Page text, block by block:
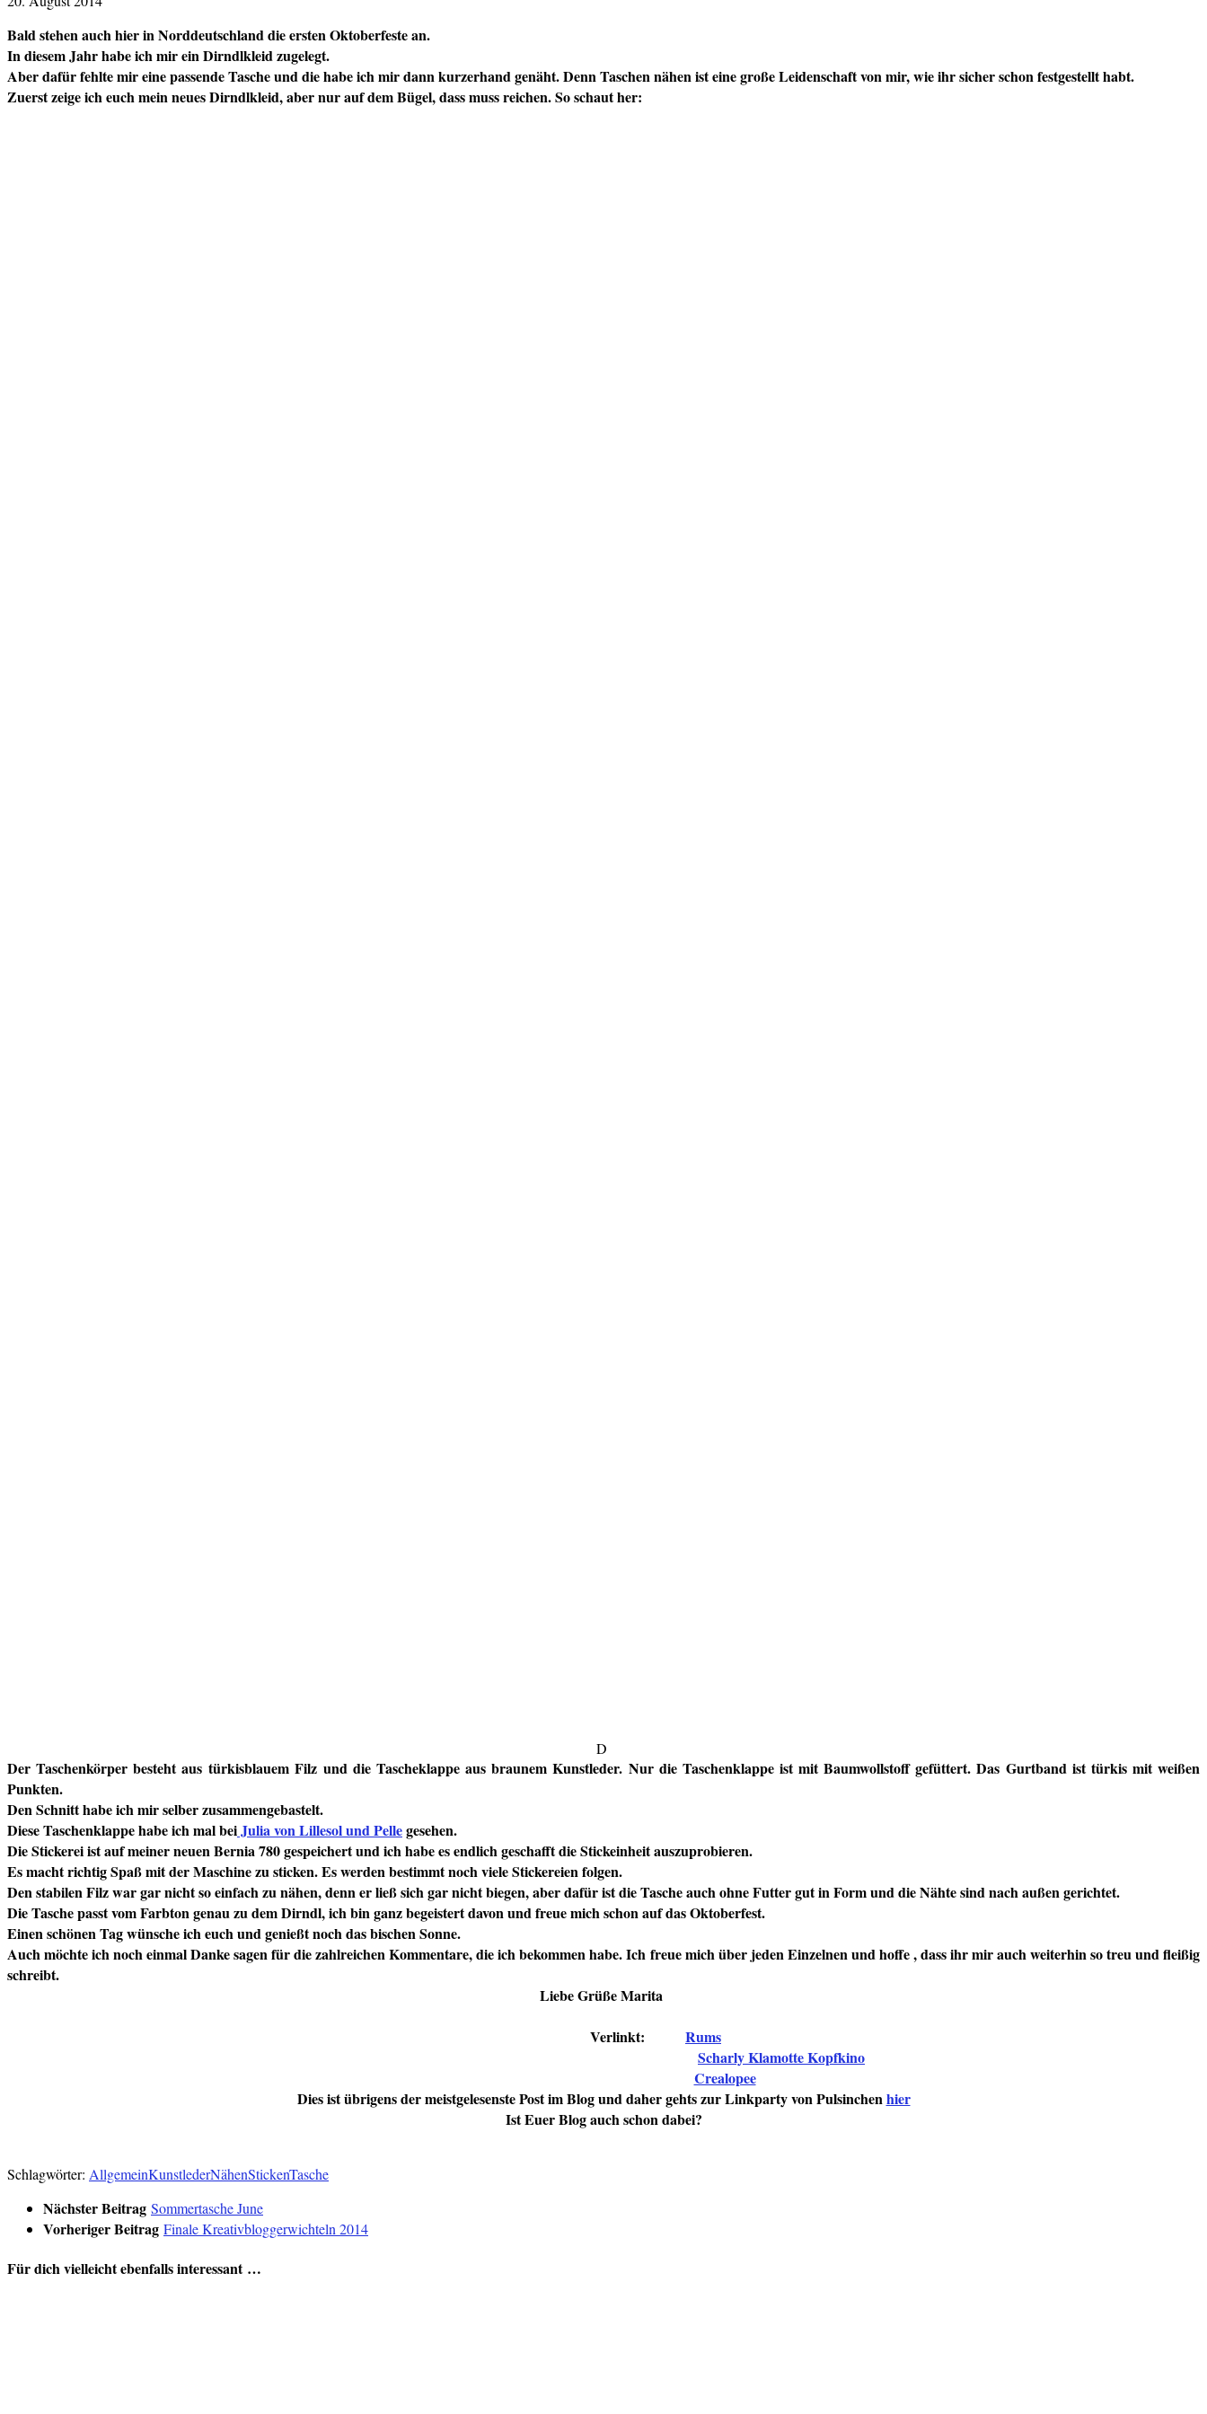
Bald stehen auch hier in Norddeutschland die ersten Oktoberfeste an.
In diesem Jahr habe ich mir ein Dirndlkleid zugelegt.
Aber dafür fehlte mir eine passende Tasche und die habe ich mir dann kurzerhand genäht. Denn Taschen nähen ist eine große Leidenschaft von mir, wie ihr sicher schon festgestellt habt.
Zuerst zeige ich euch mein neues Dirndlkleid, aber nur auf dem Bügel, dass muss reichen. So schaut her:
D
Der Taschenkörper besteht aus türkisblauem Filz und die Tascheklappe aus braunem Kunstleder. Nur die Taschenklappe ist mit Baumwollstoff gefüttert. Das Gurtband ist türkis mit weißen
Punkten.
Den Schnitt habe ich mir selber zusammengebastelt.
Diese Taschenklappe habe ich mal beiJulia von Lillesol und Pellegesehen.
Die Stickerei ist auf meiner neuen Bernia 780 gespeichert und ich habe es endlich geschafft die Stickeinheit auszuprobieren.
Es macht richtig Spaß mit der Maschine zu sticken. Es werden bestimmt noch viele Stickereien folgen.
Den stabilen Filz war gar nicht so einfach zu nähen, denn er ließ sich gar nicht biegen, aber dafür ist die Tasche auch ohne Futter gut in Form und die Nähte sind nach außen gerichtet.
Die Tasche passt vom Farbton genau zu dem Dirndl, ich bin ganz begeistert davon und freue mich schon auf das Oktoberfest.
Einen schönen Tag wünsche ich euch und genießt noch das bischen Sonne.
Auch möchte ich noch einmal Danke sagen für die zahlreichen Kommentare, die ich bekommen habe. Ich freue mich über jeden Einzelnen und hoffe , dass ihr mir auch weiterhin so treu und fleißig
schreibt.
Liebe Grüße Marita
Verlinkt: Rums
Scharly Klamotte Kopfkino
Crealopee
Dies ist übrigens der meistgelesenste Post im Blog und daher gehts zur Linkparty von Pulsinchenhier
Ist Euer Blog auch schon dabei?
Schlagwörter: AllgemeinKunstlederNähenStickenTasche
Nächster Beitrag Sommertasche June
Vorheriger Beitrag Finale Kreativbloggerwichteln 2014
Für dich vielleicht ebenfalls interessant …